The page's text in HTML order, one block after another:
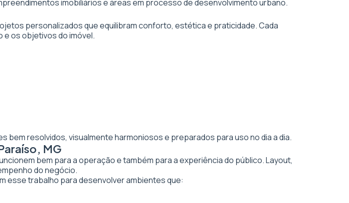
imobiliários e áreas em processo de desenvolvimento urbano.
personalizados que equilibram conforto, estética e praticidade. Cada
os objetivos do imóvel.
bem resolvidos, visualmente harmoniosos e preparados para uso no dia a dia.
MG
bem para a operação e também para a experiência do público. Layout,
do negócio.
esse trabalho para desenvolver ambientes que: